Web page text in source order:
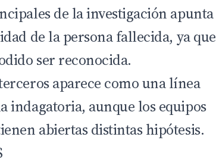
de la investigación apunta
de la persona fallecida, ya que
ser reconocida.
aparece como una línea
indagatoria, aunque los equipos
abiertas distintas hipótesis.